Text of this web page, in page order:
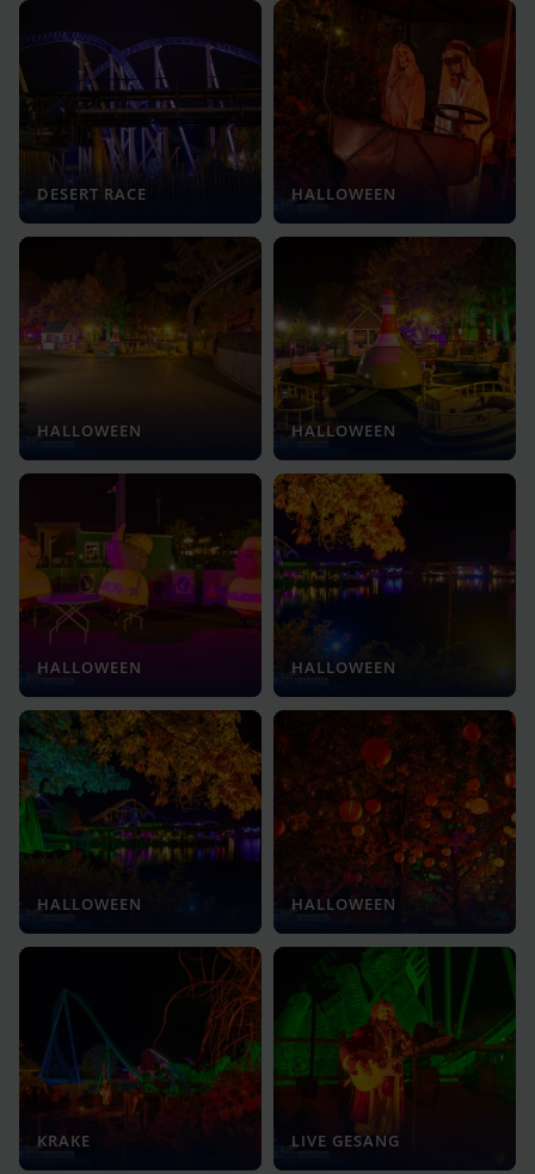
DESERT RACE HALLOWEEN
HALLOWEEN HALLOWEEN
HALLOWEEN HALLOWEEN
HALLOWEEN HALLOWEEN
KRAKE LIVE GESANG